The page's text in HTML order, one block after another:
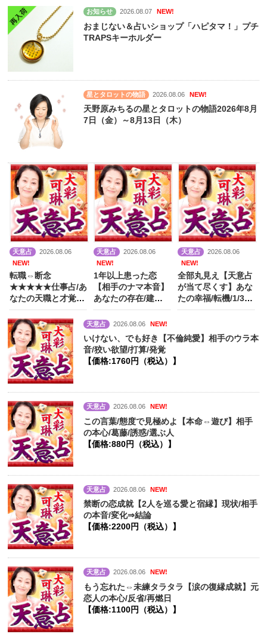
お知らせ 2026.08.07 NEW!
おまじない＆占いショップ「ハピタマ！」プチ
TRAPSキーホルダー
星とタロットの物語 2026.08.06 NEW!
天野原みちるの星とタロットの物語2026年8月
7日（金）～8月13日（木）
天意占
2026.08.06
NEW!
転職⇔断念
★★★★★仕事占/あ
なたの天職と才覚/
成功/味方/生涯資産
【価格:1320円（税
込）】
天意占
2026.08.06
NEW!
1年以上患った恋
【相手のナマ本音】
あなたの存在/建前/
心に決めた人【価
格:990円（税込）】
天意占
2026.08.06
NEW!
全部丸見え【天意占
が当て尽くす】あな
たの幸福/転機/1/3/5
年後/晩年【価
込）】
天意占 2026.08.06 NEW!
いけない、でも好き【不倫純愛】相手のウラ本
音/狡い欲望/打算/発覚
【価格:1760円（税込）】
天意占 2026.08.06 NEW!
この言葉/態度で見極めよ【本命⇔遊び】相手
の本心/葛藤/誘惑/選ぶ人
【価格:880円（税込）】
天意占 2026.08.06 NEW!
禁断の恋成就【2人を巡る愛と宿縁】現状/相手
の本音/変化⇒結論
【価格:2200円（税込）】
天意占 2026.08.06 NEW!
もう忘れた⇔未練タラタラ【涙の復縁成就】元
恋人の本心/反省/再燃日
【価格:1100円（税込）】